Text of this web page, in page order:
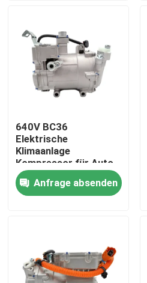
Über uns
Werksbesichtigung
Qualitätskontrolle
Nachrichten
Elektroauto-WK-Kompressor
640V BC36
Elektrische
Klimaanlage
Kompressor für Auto
BYD T10
Anfrage absenden